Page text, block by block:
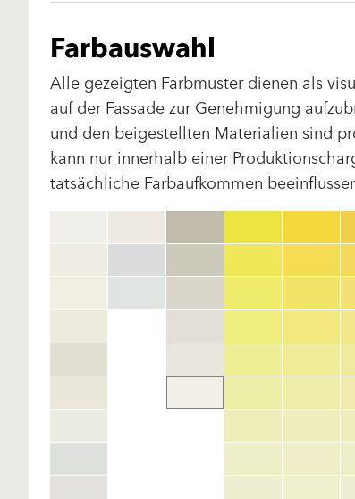
Farbauswahl
Alle gezeigten Farbmuster dienen als
auf der Fassade zur Genehmigung
und den beigestellten Materialien sind
kann nur innerhalb einer
tatsächliche Farbaufkommen